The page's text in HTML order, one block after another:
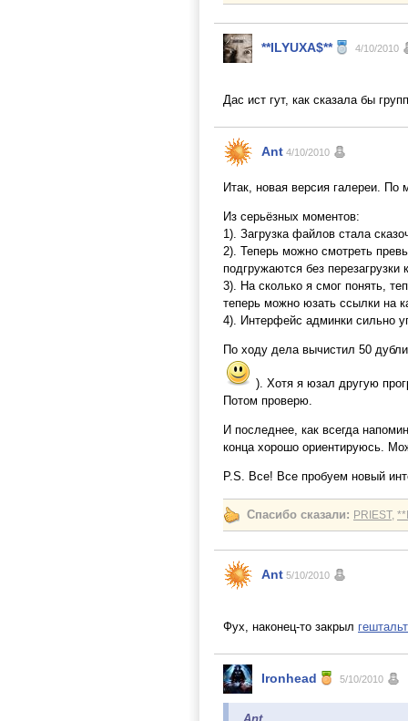
**ILYUXA$** 4/10/2010
Дас ист гут, как сказала бы
Ant 4/10/2010
Итак, новая версия галереи. По
Из серьёзных моментов:
1). Загрузка файлов стала
2). Теперь можно смотреть
подгружаются без
3). На сколько я смог понять,
теперь можно юзать ссылки на
4). Интерфейс админки сильно
По ходу дела вычистил 50
). Хотя я юзал другую
Потом проверю.
И последнее, как всегда
конца хорошо ориентируюсь.
P.S. Все! Все пробуем новый
Спасибо сказали: PRIEST,
Ant 5/10/2010
Фух, наконец-то закрыл гештальт
Ironhead 5/10/2010